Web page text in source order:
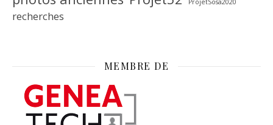
ProjetSosa2020
recherches
MEMBRE DE